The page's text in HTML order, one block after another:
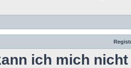
ich mich